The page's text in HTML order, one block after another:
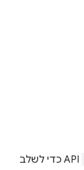
API כדי לשלב